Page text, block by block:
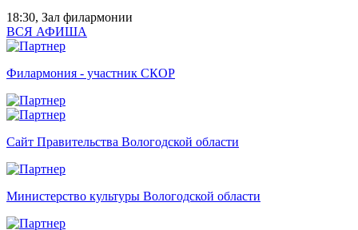
18:30, Зал филармонии
ВСЯ АФИША
Филармония - участник СКОР
Сайт Правительства Вологодской области
Министерство культуры Вологодской области